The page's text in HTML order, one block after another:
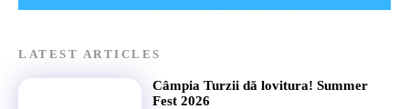
LATEST ARTICLES
Câmpia Turzii dă lovitura! Summer
Fest 2026